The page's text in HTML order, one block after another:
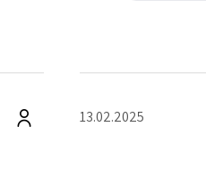
13.02.2025